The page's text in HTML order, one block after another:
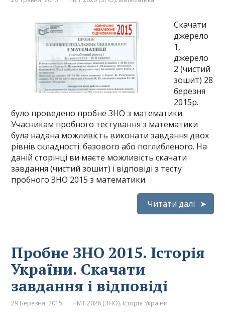
Скачати
джерело
1,
джерело
2 (чистий
зошит) 28
березня
2015р.
було проведено пробне ЗНО з математики.
Учасникам пробного тестування з математики
була надана можливість виконати завдання двох
рівнів складності: базового або поглибленого. На
даній сторінці ви маєте можливість скачати
завдання (чистий зошит) і відповіді з тесту
пробного ЗНО 2015 з математики.
Читати далі
Пробне ЗНО 2015. Історія
України. Скачати
завдання і відповіді
29 Березня, 2015 НМТ 2026 (ЗНО). Історія України